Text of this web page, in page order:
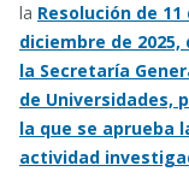
la Resolución de 11
diciembre de 2025,
la Secretaría
de Universidades,
la que se aprueba
actividad